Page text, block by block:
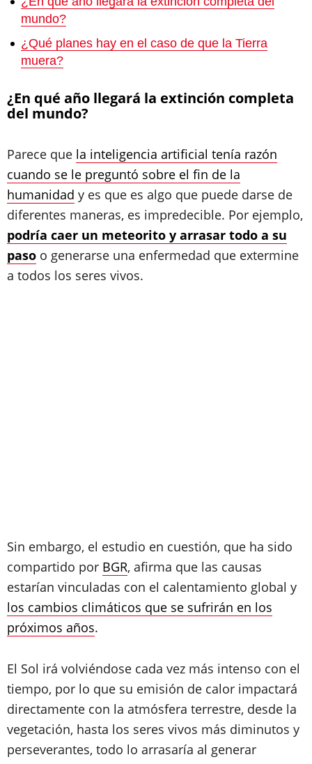
mundo?
¿Qué planes hay en el caso de que la Tierra
muera?
¿En qué año llegará la extinción completa
del mundo?
Parece que la inteligencia artificial tenía razón
cuando se le preguntó sobre el fin de la
humanidad y es que es algo que puede darse de
diferentes maneras, es impredecible. Por ejemplo,
podría caer un meteorito y arrasar todo a su
paso o generarse una enfermedad que extermine
a todos los seres vivos.
Sin embargo, el estudio en cuestión, que ha sido
compartido por BGR, afirma que las causas
estarían vinculadas con el calentamiento global y
los cambios climáticos que se sufrirán en los
próximos años.
El Sol irá volviéndose cada vez más intenso con el
tiempo, por lo que su emisión de calor impactará
directamente con la atmósfera terrestre, desde la
vegetación, hasta los seres vivos más diminutos y
perseverantes, todo lo arrasaría al generar